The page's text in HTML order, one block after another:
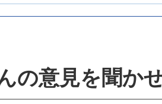
の意見を聞か